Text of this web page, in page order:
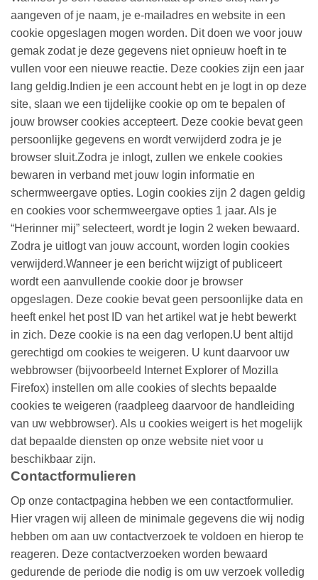
aangeven of je naam, je e-mailadres en website in een
cookie opgeslagen mogen worden. Dit doen we voor jouw
gemak zodat je deze gegevens niet opnieuw hoeft in te
vullen voor een nieuwe reactie. Deze cookies zijn een jaar
lang geldig.Indien je een account hebt en je logt in op deze
site, slaan we een tijdelijke cookie op om te bepalen of
jouw browser cookies accepteert. Deze cookie bevat geen
persoonlijke gegevens en wordt verwijderd zodra je je
browser sluit.Zodra je inlogt, zullen we enkele cookies
bewaren in verband met jouw login informatie en
schermweergave opties. Login cookies zijn 2 dagen geldig
en cookies voor schermweergave opties 1 jaar. Als je
“Herinner mij” selecteert, wordt je login 2 weken bewaard.
Zodra je uitlogt van jouw account, worden login cookies
verwijderd.Wanneer je een bericht wijzigt of publiceert
wordt een aanvullende cookie door je browser
opgeslagen. Deze cookie bevat geen persoonlijke data en
heeft enkel het post ID van het artikel wat je hebt bewerkt
in zich. Deze cookie is na een dag verlopen.U bent altijd
gerechtigd om cookies te weigeren. U kunt daarvoor uw
webbrowser (bijvoorbeeld Internet Explorer of Mozilla
Firefox) instellen om alle cookies of slechts bepaalde
cookies te weigeren (raadpleeg daarvoor de handleiding
van uw webbrowser). Als u cookies weigert is het mogelijk
dat bepaalde diensten op onze website niet voor u
beschikbaar zijn.
Contactformulieren
Op onze contactpagina hebben we een contactformulier.
Hier vragen wij alleen de minimale gegevens die wij nodig
hebben om aan uw contactverzoek te voldoen en hierop te
reageren. Deze contactverzoeken worden bewaard
gedurende de periode die nodig is om uw verzoek volledig